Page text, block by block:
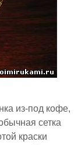
из-под кофе,
сетка
краски